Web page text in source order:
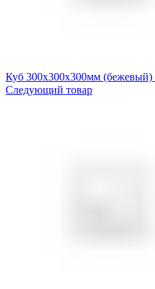
Куб 300х300х300мм (бежевый)
Следующий товар